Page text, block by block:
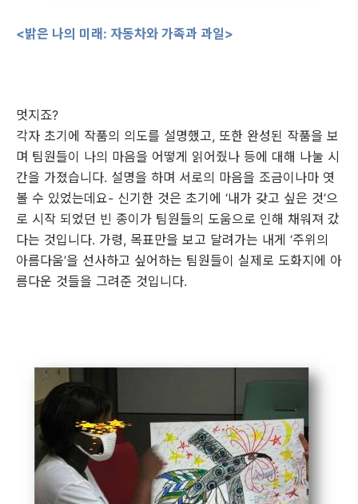
<밝은 나의 미래: 자동차와 가족과 과일>
멋지죠?
각자 초기에 작품의 의도를 설명했고, 또한 완성된 작품을 보
며 팀원들이 나의 마음을 어떻게 읽어줬나 등에 대해 나눌 시
간을 가졌습니다. 설명을 하며 서로의 마음을 조금이나마 엿
볼 수 있었는데요- 신기한 것은 초기에 ‘내가 갖고 싶은 것’으
로 시작 되었던 빈 종이가 팀원들의 도움으로 인해 채워져 갔
다는 것입니다. 가령, 목표만을 보고 달려가는 내게 ‘주위의
아름다움’을 선사하고 싶어하는 팀원들이 실제로 도화지에 아
름다운 것들을 그려준 것입니다.